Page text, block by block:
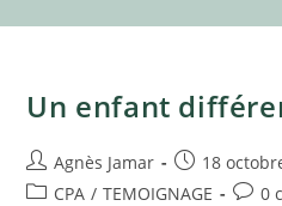
Un enfant
Auteur/autrice
de
Agnès Jamar
Publication
publiée :
18
PostCPA / TEMOIGNAGE 0